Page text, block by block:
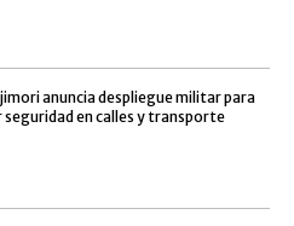
anuncia despliegue militar para
en calles y transporte